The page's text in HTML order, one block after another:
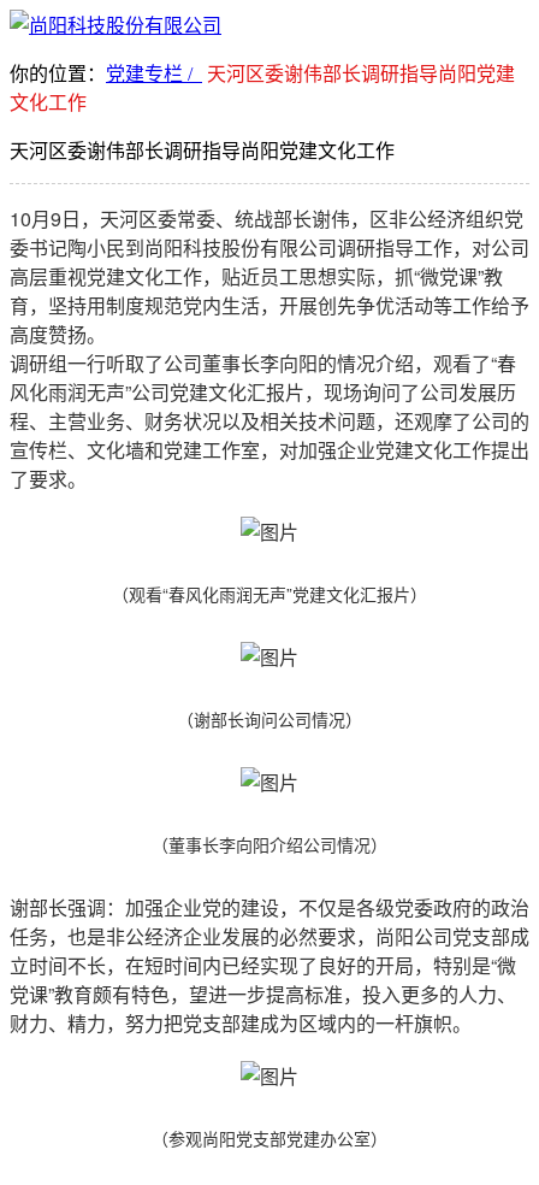
你的位置： 党建专栏 /
天河区委谢伟部长调研指导尚阳党建
文化工作
天河区委谢伟部长调研指导尚阳党建文化工作
10月9日，天河区委常委、统战部长谢伟，区非公经济组织党
委书记陶小民到尚阳科技股份有限公司调研指导工作，对公司
高层重视党建文化工作，贴近员工思想实际，抓“微党课”教
育，坚持用制度规范党内生活，开展创先争优活动等工作给予
高度赞扬。
调研组一行听取了公司董事长李向阳的情况介绍，观看了“春
风化雨润无声”公司党建文化汇报片，现场询问了公司发展历
程、主营业务、财务状况以及相关技术问题，还观摩了公司的
宣传栏、文化墙和党建工作室，对加强企业党建文化工作提出
了要求。
（观看“春风化雨润无声”党建文化汇报片）
（谢部长询问公司情况）
（董事长李向阳介绍公司情况）
谢部长强调：加强企业党的建设，不仅是各级党委政府的政治
任务，也是非公经济企业发展的必然要求，尚阳公司党支部成
立时间不长，在短时间内已经实现了良好的开局，特别是“微
党课”教育颇有特色，望进一步提高标准，投入更多的人力、
财力、精力，努力把党支部建成为区域内的一杆旗帜。
（参观尚阳党支部党建办公室）